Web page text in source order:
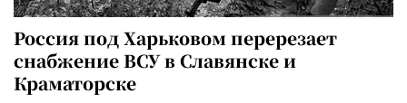
Россия под Харьковом перерезает
снабжение ВСУ в Славянске и
Краматорске